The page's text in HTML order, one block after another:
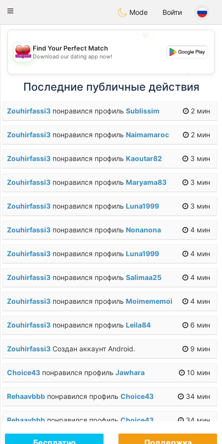
Maroc Dating
Toggle
Mode Войти
💖
💕
💕
Find Your Perfect Match
Download our dating app now!
Последние публичные действия
2 мин
Zouhirfassi3 понравился профиль Sublissim
2 мин
Zouhirfassi3 понравился профиль Naimamaroc
3 мин
Zouhirfassi3 понравился профиль Kaoutar82
3 мин
Zouhirfassi3 понравился профиль Maryama83
3 мин
Zouhirfassi3 понравился профиль Luna1999
4 мин
Zouhirfassi3 понравился профиль Nonanona
4 мин
Zouhirfassi3 понравился профиль Luna1999
4 мин
Zouhirfassi3 понравился профиль Salimaa25
4 мин
Zouhirfassi3 понравился профиль Moimememoi
6 мин
Zouhirfassi3 понравился профиль Leila84
9 мин
Zouhirfassi3 Создан аккаунт Android.
10 мин
Choice43 понравился профиль Jawhara
34 мин
Rehaavbbb понравился профиль Choice43
34 мин
Rehaavbbb понравился профиль Choice43